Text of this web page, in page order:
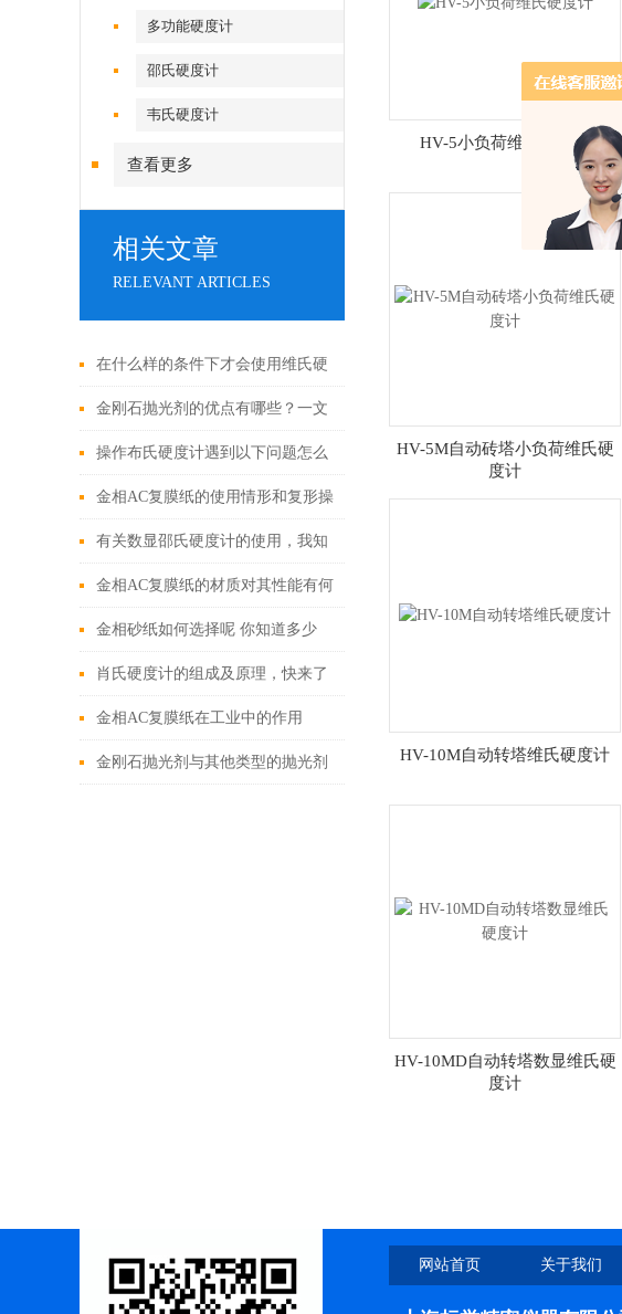
多功能硬度计
邵氏硬度计
韦氏硬度计
查看更多
相关文章
RELEVANT ARTICLES
在什么样的条件下才会使用维氏硬
度计进行测量？
金刚石抛光剂的优点有哪些？一文
带你认识
操作布氏硬度计遇到以下问题怎么
办？
金相AC复膜纸的使用情形和复形操
作
有关数显邵氏硬度计的使用，我知
道就这么多
金相AC复膜纸的材质对其性能有何
影响？
金相砂纸如何选择呢 你知道多少
肖氏硬度计的组成及原理，快来了
解一下！
金相AC复膜纸在工业中的作用
金刚石抛光剂与其他类型的抛光剂
HV-5小负荷维氏硬度计
HV-5M自动砖塔小负荷维氏硬
度计
HV-10M自动转塔维氏硬度计
HV-10MD自动转塔数显维氏硬
度计
网站首页 关于我们